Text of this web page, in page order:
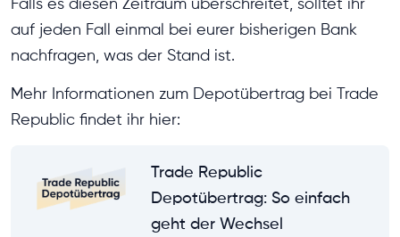
Falls es diesen Zeitraum überschreitet, solltet ihr
auf jeden Fall einmal bei eurer bisherigen Bank
nachfragen, was der Stand ist.
Mehr Informationen zum Depotübertrag bei Trade
Republic findet ihr hier:
Trade Republic
Depotübertrag: So einfach
geht der Wechsel